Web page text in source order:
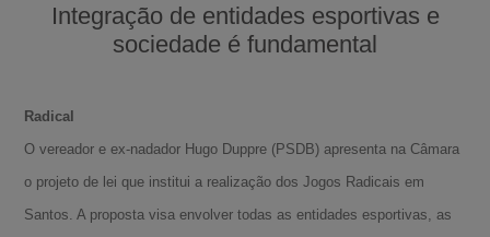
Integração de entidades esportivas e
sociedade é fundamental
Radical
O vereador e ex-nadador Hugo Duppre (PSDB) apresenta na Câmara
o projeto de lei que institui a realização dos Jogos Radicais em
Santos. A proposta visa envolver todas as entidades esportivas, as